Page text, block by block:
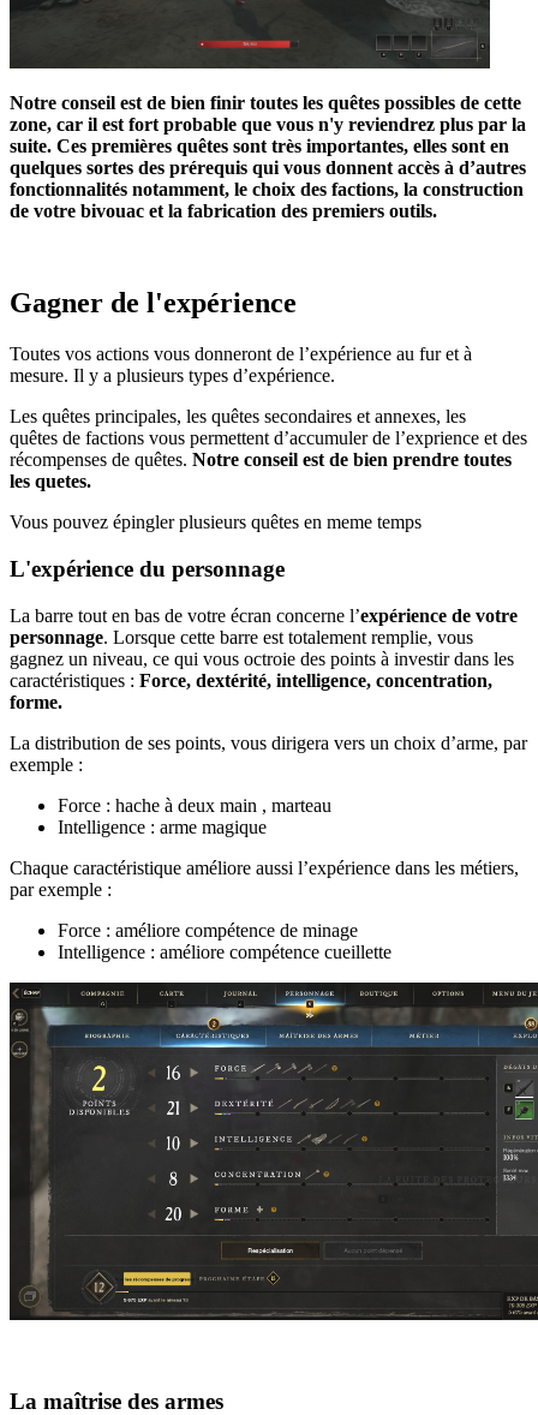
Notre conseil est de bien finir toutes les quêtes possibles de cette
zone, car il est fort probable que vous n'y reviendrez plus par la
suite. Ces premières quêtes sont très importantes, elles sont en
quelques sortes des prérequis qui vous donnent accès à d’autres
fonctionnalités notamment, le choix des factions, la construction
de votre bivouac et la fabrication des premiers outils.
Gagner de l'expérience
Toutes vos actions vous donneront de l’expérience au fur et à
mesure. Il y a plusieurs types d’expérience.
Les quêtes principales, les quêtes secondaires et annexes, les
quêtes de factions vous permettent d’accumuler de l’exprience et des
récompenses de quêtes. Notre conseil est de bien prendre toutes
les quetes.
Vous pouvez épingler plusieurs quêtes en meme temps
L'expérience du personnage
La barre tout en bas de votre écran concerne l’expérience de votre
personnage. Lorsque cette barre est totalement remplie, vous
gagnez un niveau, ce qui vous octroie des points à investir dans les
caractéristiques : Force, dextérité, intelligence, concentration,
forme.
La distribution de ses points, vous dirigera vers un choix d’arme, par
exemple :
Force : hache à deux main , marteau
Intelligence : arme magique
Chaque caractéristique améliore aussi l’expérience dans les métiers,
par exemple :
Force : améliore compétence de minage
Intelligence : améliore compétence cueillette
La maîtrise des armes